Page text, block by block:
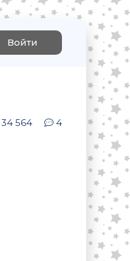
Войти
34 564 4